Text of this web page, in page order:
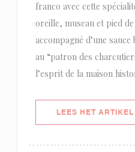
franco avec cette
oreille, museau et pied
accompagné d’une
au “patron des
l’esprit de la maison
LEES HET ARTIKEL